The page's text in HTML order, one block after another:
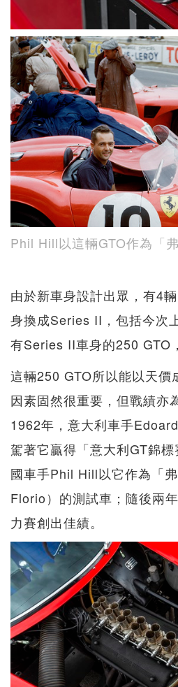
Phil Hill以這輛GTO作為「
由於新車身設計出眾，有4
身換成Series II，包括今次
有Series II車身的250 GTO
這輛250 GTO所以能以天價
因素固然很重要，但戰績亦
1962年，意大利車手
駕著它贏得「意大利GT錦
國車手Phil Hill以它作為「
Florio）的測試車；隨後兩
力賽創出佳績。